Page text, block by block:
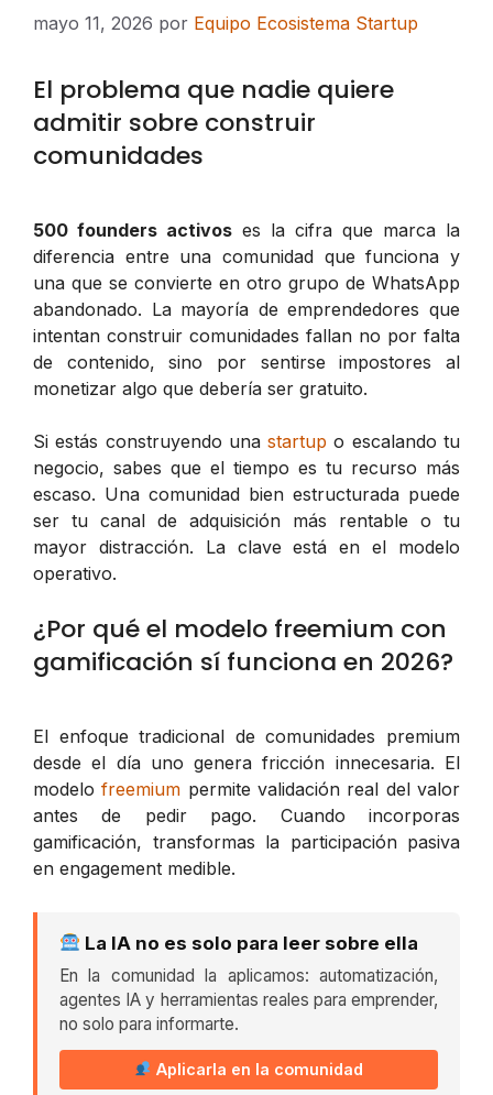
mayo 11, 2026 por Equipo Ecosistema Startup
El problema que nadie quiere
admitir sobre construir
comunidades
500 founders activos es la cifra que marca la
diferencia entre una comunidad que funciona y
una que se convierte en otro grupo de WhatsApp
abandonado. La mayoría de emprendedores que
intentan construir comunidades fallan no por falta
de contenido, sino por sentirse impostores al
monetizar algo que debería ser gratuito.
Si estás construyendo unastartup o escalando tu
negocio, sabes que el tiempo es tu recurso más
escaso. Una comunidad bien estructurada puede
ser tu canal de adquisición más rentable o tu
mayor distracción. La clave está en el modelo
operativo.
¿Por qué el modelo freemium con
gamificación sí funciona en 2026?
El enfoque tradicional de comunidades premium
desde el día uno genera fricción innecesaria. El
modelofreemium permite validación real del valor
antes de pedir pago. Cuando incorporas
gamificación, transformas la participación pasiva
en engagement medible.
La IA no es solo para leer sobre ella
En la comunidad la aplicamos: automatización,
agentes IA y herramientas reales para emprender,
no solo para informarte.
Aplicarla en la comunidad